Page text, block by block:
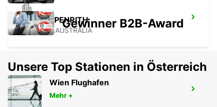
SYDNEY PENRITH
PENRITH - AUSTRALIA
GOSFORD LISAROW
GOSFORD - AUSTRALIA
Gewinner B2B-Award
Unsere Top Stationen in Österreich
Wien Flughafen
Mehr +